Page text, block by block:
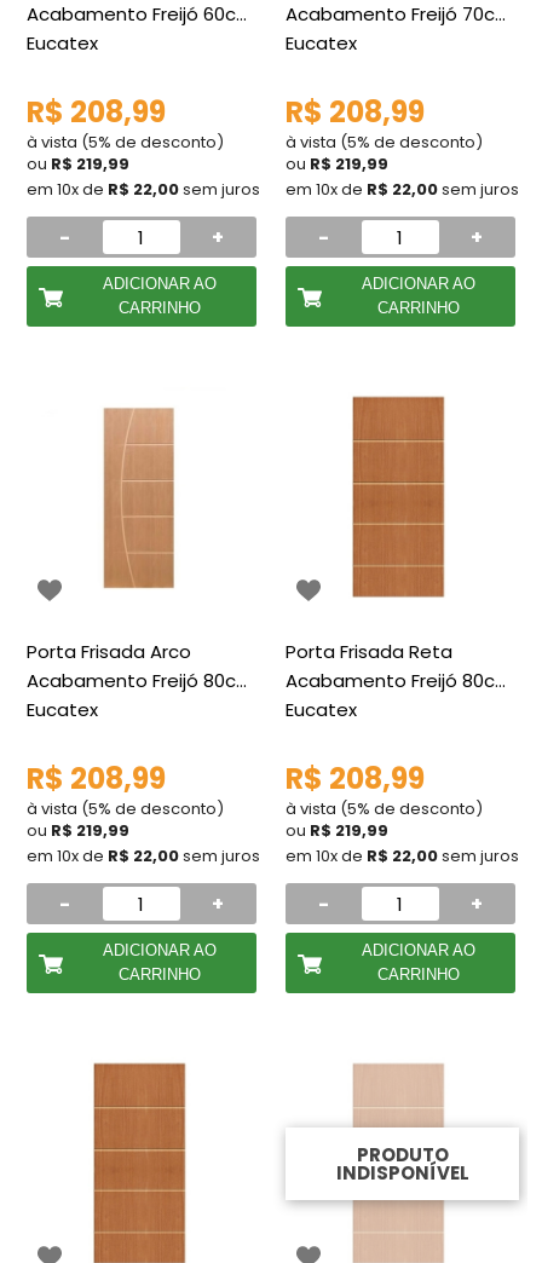
Acabamento Freijó 60cm
Eucatex
R$ 208,99
à vista (5% de desconto)
ou R$ 219,99
em 10x de R$ 22,00sem juros
- +
ADICIONAR AO
CARRINHO
Acabamento Freijó 70cm
Eucatex
R$ 208,99
à vista (5% de desconto)
ou R$ 219,99
em 10x de R$ 22,00sem juros
- +
ADICIONAR AO
CARRINHO
Porta Frisada Arco
Acabamento Freijó 80cm
Eucatex
R$ 208,99
à vista (5% de desconto)
ou R$ 219,99
em 10x de R$ 22,00sem juros
- +
ADICIONAR AO
CARRINHO
Porta Frisada Reta
Acabamento Freijó 80cm
Eucatex
R$ 208,99
à vista (5% de desconto)
ou R$ 219,99
em 10x de R$ 22,00sem juros
- +
ADICIONAR AO
CARRINHO
PRODUTO
INDISPONÍVEL